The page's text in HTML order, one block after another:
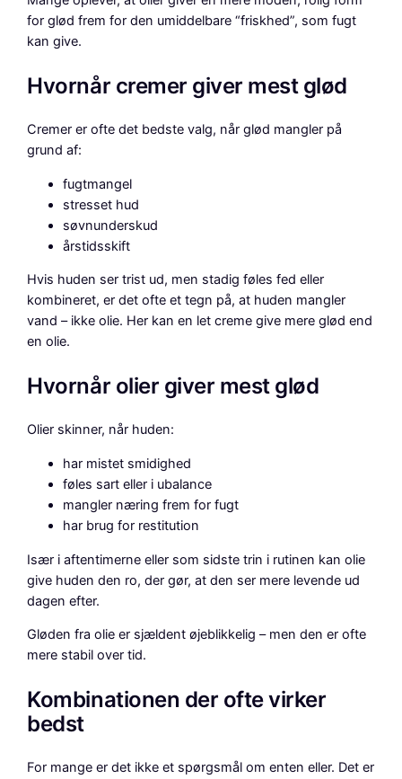
for glød frem for den umiddelbare “friskhed”, som fugt
kan give.
Hvornår cremer giver mest glød
Cremer er ofte det bedste valg, når glød mangler på
grund af:
fugtmangel
stresset hud
søvnunderskud
årstidsskift
Hvis huden ser trist ud, men stadig føles fed eller
kombineret, er det ofte et tegn på, at huden mangler
vand – ikke olie. Her kan en let creme give mere glød end
en olie.
Hvornår olier giver mest glød
Olier skinner, når huden:
har mistet smidighed
føles sart eller i ubalance
mangler næring frem for fugt
har brug for restitution
Især i aftentimerne eller som sidste trin i rutinen kan olie
give huden den ro, der gør, at den ser mere levende ud
dagen efter.
Gløden fra olie er sjældent øjeblikkelig – men den er ofte
mere stabil over tid.
Kombinationen der ofte virker
bedst
For mange er det ikke et spørgsmål om enten eller. Det er